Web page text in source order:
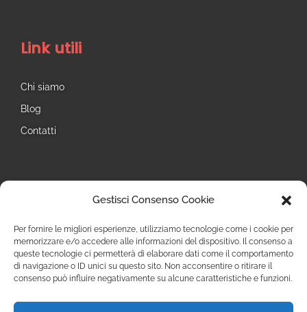
Gestisci Consenso Cookie
Per fornire le migliori esperienze, utilizziamo tecnologie come i cookie per
memorizzare e/o accedere alle informazioni del dispositivo. Il consenso a
queste tecnologie ci permetterà di elaborare dati come il comportamento
di navigazione o ID unici su questo sito. Non acconsentire o ritirare il
consenso può influire negativamente su alcune caratteristiche e funzioni.
Link utili
Chi siamo
Blog
Contatti
Instagram